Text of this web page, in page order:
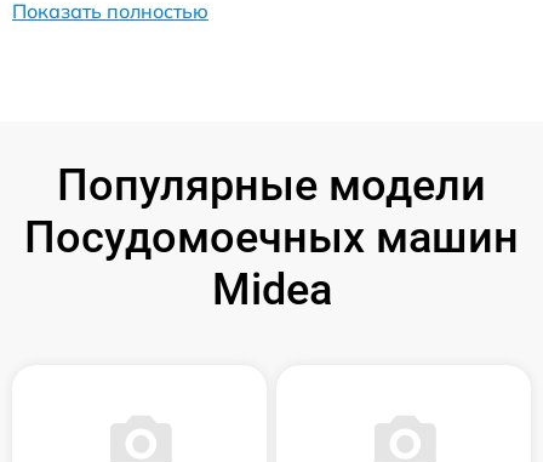
Показать полностью
Популярные модели
Посудомоечных машин
Midea